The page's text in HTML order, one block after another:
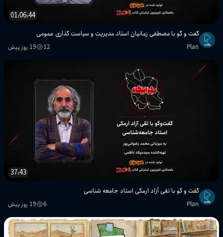
01:06:44
گفت و گو با مصطفی زمانیان استاد مدیریت و سیاست گذاری عمومی
Plan
12 19 روز پیش
37:43
گفت و گو با تقی آزاد ارمکی استاد جامعه شناسی
Plan
6 19 روز پیش